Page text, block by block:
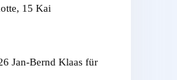
15 Kai
Jan-Bernd Klaas für